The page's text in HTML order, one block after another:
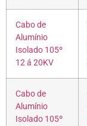
Cabo de
Alumínio
Isolado 105º
12 á 20KV
Cabo de
Alumínio
Isolado 105º